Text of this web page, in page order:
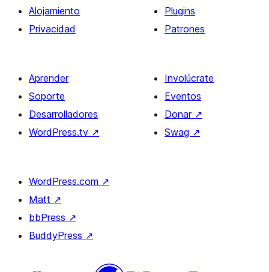
Alojamiento
Privacidad
Plugins
Patrones
Aprender
Soporte
Desarrolladores
WordPress.tv ↗
Involúcrate
Eventos
Donar ↗
Swag ↗
WordPress.com ↗
Matt ↗
bbPress ↗
BuddyPress ↗